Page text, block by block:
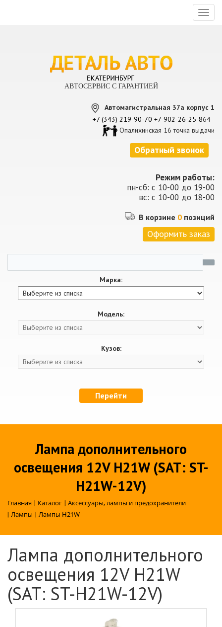
АВТОСЕРВИС С ГАРАНТИЕЙ
Автомагистральная 37а корпус 1
+7 (343) 219-90-70 +7-902-26-25-864
Опалихинская 16 точка выдачи
Обратный звонок
Режим работы:
пн-сб: с 10-00 до 19-00
вс: с 10-00 до 18-00
В корзине 0 позиций
Оформить заказ
Марка:
Модель:
Кузов:
Перейти
Лампа дополнительного
освещения 12V H21W (SAT: ST-
H21W-12V)
Главная | Каталог | Аксессуары, лампы и предохранители
| Лампы | Лампы H21W
Лампа дополнительного
освещения 12V H21W
(SAT: ST-H21W-12V)